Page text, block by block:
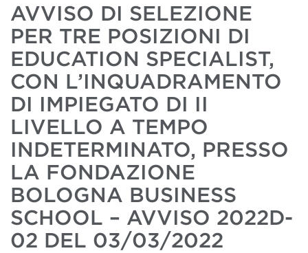
AVVISO DI SELEZIONE
PER TRE POSIZIONI DI
EDUCATION SPECIALIST,
CON L’INQUADRAMENTO
DI IMPIEGATO DI II
LIVELLO A TEMPO
INDETERMINATO, PRESSO
LA FONDAZIONE
BOLOGNA BUSINESS
SCHOOL – AVVISO 2022D-
02 DEL 03/03/2022